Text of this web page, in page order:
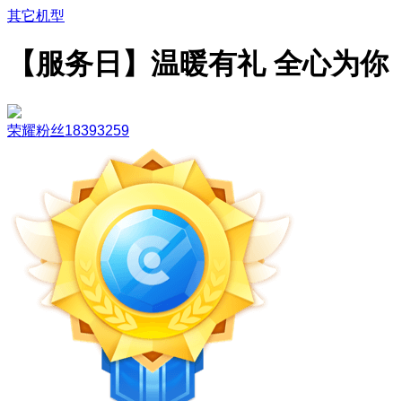
其它机型
【服务日】温暖有礼 全心为你
荣耀粉丝18393259